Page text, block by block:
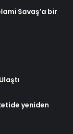
Savaş’a bir
yeniden